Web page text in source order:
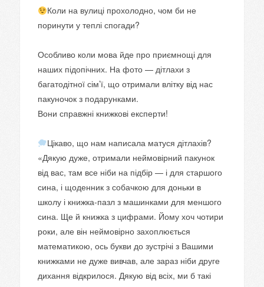
Коли на вулиці прохолодно, чом би не
поринути у теплі спогади?
Особливо коли мова йде про приємнощі для
наших підопічних. На фото — дітлахи з
багатодітної сім’ї, що отримали влітку від нас
пакуночок з подарунками.
Вони справжні книжкові експерти!
Цікаво, що нам написала матуся дітлахів?
«Дякую дуже, отримали неймовірний пакунок
від вас, там все ніби на підбір — і для старшого
сина, і щоденник з собачкою для доньки в
школу і книжка-пазл з машинками для меншого
сина. Ще й книжка з цифрами. Йому хоч чотири
роки, але він неймовірно захоплюється
математикою, ось букви до зустрічі з Вашими
книжками не дуже вивчав, але зараз ніби друге
дихання відкрилося. Дякую від всіх, ми б такі